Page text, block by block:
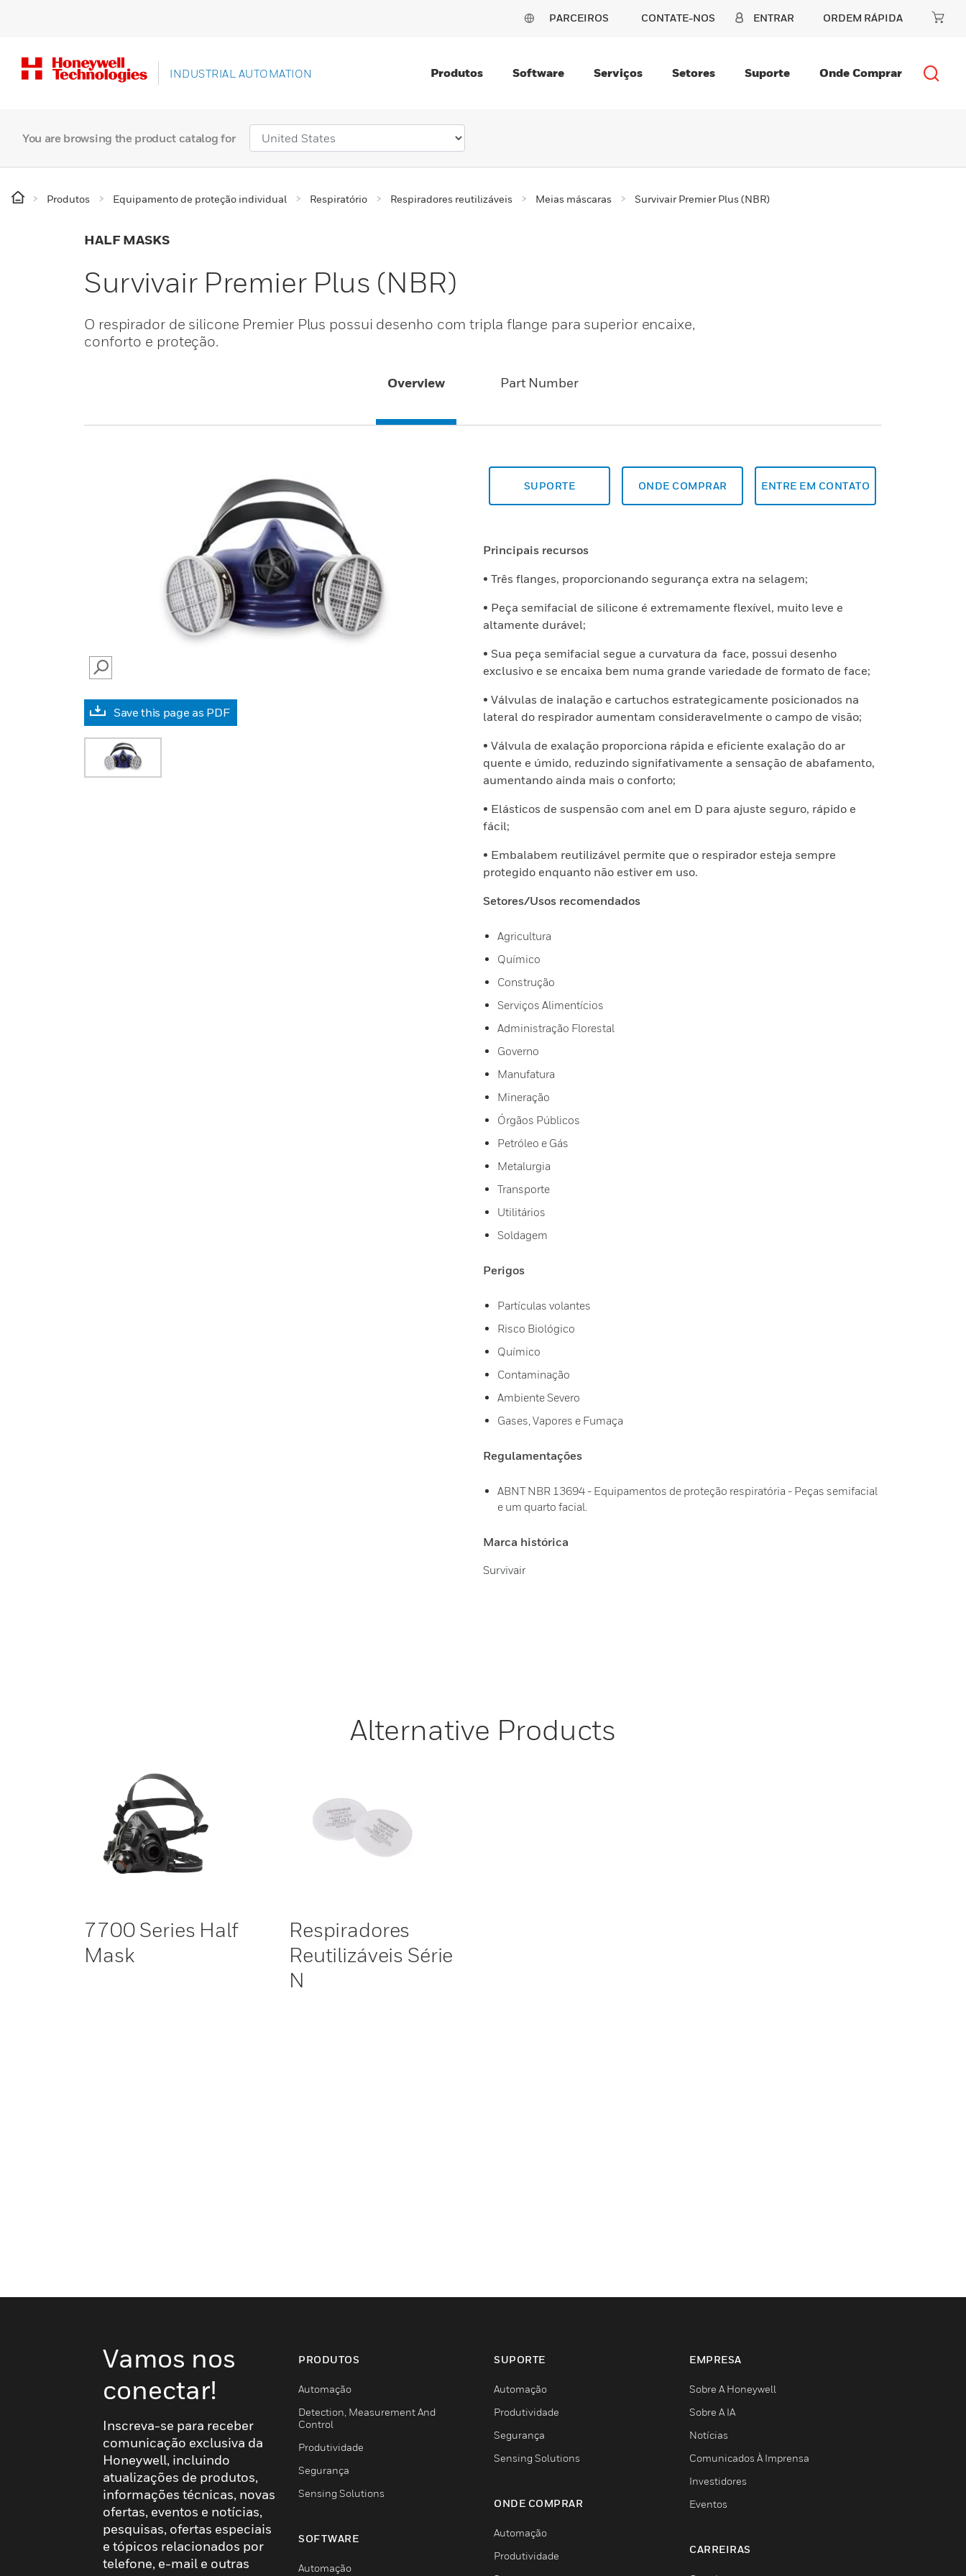
PARCEIROS CONTATE-NOS ENTRAR ORDEM RÁPIDA
INDUSTRIAL AUTOMATION Produtos Software Serviços Setores Suporte Onde Comprar
You are browsing the product catalog for
Produtos Equipamento de proteção individual Respiratório Respiradores reutilizáveis Meias máscaras Survivair Premier Plus (NBR)
HALF MASKS
Survivair Premier Plus (NBR)
O respirador de silicone Premier Plus possui desenho com tripla flange para superior encaixe,
conforto e proteção.
Overview Part Number
SEARCH
Save this page as PDF
SUPORTE ONDE COMPRAR ENTRE EM CONTATO
Principais recursos
• Três flanges, proporcionando segurança extra na selagem;
• Peça semifacial de silicone é extremamente flexível, muito leve e
altamente durável;
• Sua peça semifacial segue a curvatura da face, possui desenho
exclusivo e se encaixa bem numa grande variedade de formato de face;
• Válvulas de inalação e cartuchos estrategicamente posicionados na
lateral do respirador aumentam consideravelmente o campo de visão;
• Válvula de exalação proporciona rápida e eficiente exalação do ar
quente e úmido, reduzindo signifativamente a sensação de abafamento,
aumentando ainda mais o conforto;
• Elásticos de suspensão com anel em D para ajuste seguro, rápido e
fácil;
• Embalabem reutilizável permite que o respirador esteja sempre
protegido enquanto não estiver em uso.
Setores/Usos recomendados
Agricultura
Químico
Construção
Serviços Alimentícios
Administração Florestal
Governo
Manufatura
Mineração
Órgãos Públicos
Petróleo e Gás
Metalurgia
Transporte
Utilitários
Soldagem
Perigos
Partículas volantes
Risco Biológico
Químico
Contaminação
Ambiente Severo
Gases, Vapores e Fumaça
Regulamentações
ABNT NBR 13694 - Equipamentos de proteção respiratória - Peças semifacial
e um quarto facial.
Marca histórica
Survivair
Alternative Products
7700 Series Half
Mask
Respiradores
Reutilizáveis Série
N
Vamos nos
conectar!
Inscreva-se para receber
comunicação exclusiva da
Honeywell, incluindo
atualizações de produtos,
informações técnicas, novas
ofertas, eventos e notícias,
pesquisas, ofertas especiais
e tópicos relacionados por
telefone, e-mail e outras
PRODUTOS
Automação
Detection, Measurement And
Control
Produtividade
Segurança
Sensing Solutions
SOFTWARE
Automação
SUPORTE
Automação
Produtividade
Segurança
Sensing Solutions
ONDE COMPRAR
Automação
Produtividade
EMPRESA
Sobre A Honeywell
Sobre A IA
Notícias
Comunicados À Imprensa
Investidores
Eventos
CARREIRAS